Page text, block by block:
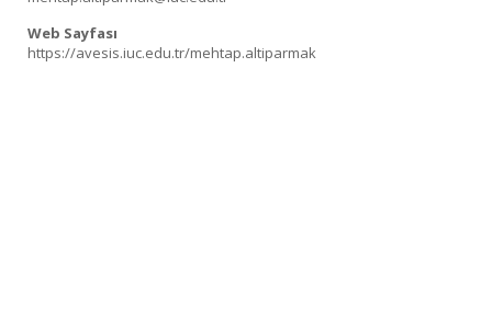
Web Sayfası
https://avesis.iuc.edu.tr/mehtap.altiparmak